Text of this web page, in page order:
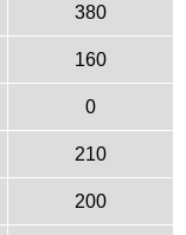
380
160
0
210
200